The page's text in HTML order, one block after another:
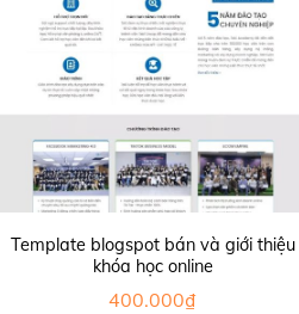
Template blogspot bán và giới thiệu
khóa học online
400.000₫